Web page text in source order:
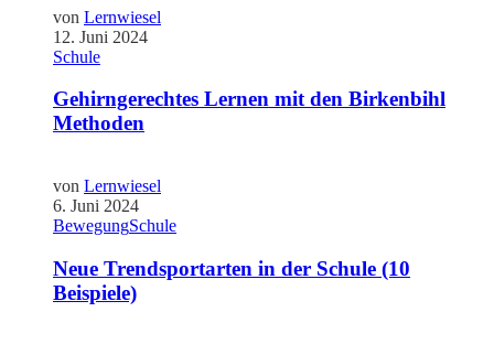
von Lernwiesel
12. Juni 2024
Schule
Gehirngerechtes Lernen mit den Birkenbihl
Methoden
von Lernwiesel
6. Juni 2024
BewegungSchule
Neue Trendsportarten in der Schule (10
Beispiele)